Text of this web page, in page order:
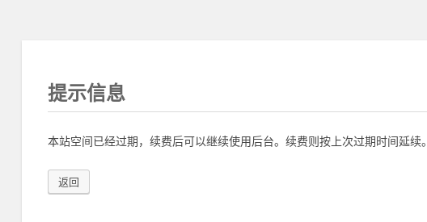
提示信息
本站空间已经过期，续费后可以继续使用后台。续费则按上次过期时间延续。
返回